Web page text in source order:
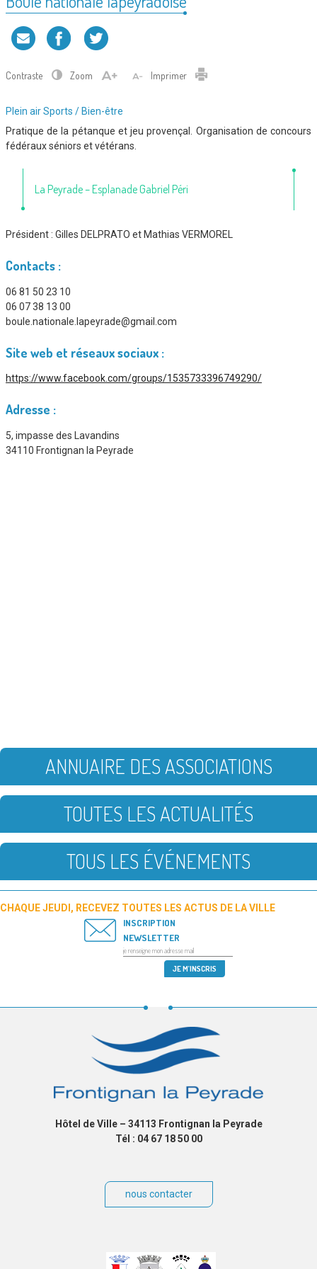
Contraste Zoom Imprimer
Type
d'association
Plein airSports / Bien-être
Pratique de la pétanque et jeu provençal. Organisation de concours
fédéraux séniors et vétérans.
La Peyrade – Esplanade Gabriel Péri
Président : Gilles DELPRATO et Mathias VERMOREL
Contacts :
06 81 50 23 10
06 07 38 13 00
boule.nationale.lapeyrade@gmail.com
Site web et réseaux sociaux :
https://www.facebook.com/groups/1535733396749290/
Adresse :
5, impasse des Lavandins
34110 Frontignan la Peyrade
ANNUAIRE DES ASSOCIATIONS
TOUTES LES ACTUALITÉS
TOUS LES ÉVÉNEMENTS
CHAQUE JEUDI, RECEVEZ TOUTES LES ACTUS DE LA VILLE
INSCRIPTION
NEWSLETTER
Hôtel de Ville – 34113 Frontignan la Peyrade
Tél : 04 67 18 50 00
nous contacter